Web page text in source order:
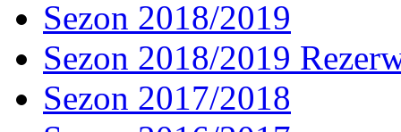
Sezon 2018/2019
Sezon 2018/2019
Sezon 2017/2018